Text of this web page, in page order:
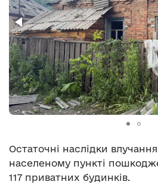
Остаточні наслідки
населеному пункті
117 приватних будинків.